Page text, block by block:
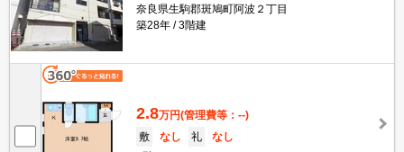
奈良県生駒郡斑鳩町阿波２丁目
築28年
3階建
2.8万円(管理費等：--)
敷
なし 礼
なし